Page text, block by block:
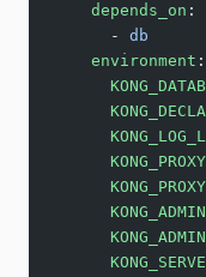
    depends_on
:
      -
db
    environment
: